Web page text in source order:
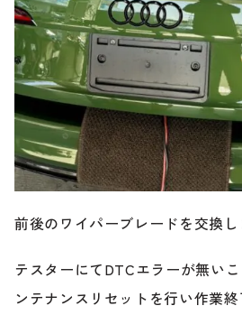
前後のワイパーブレードを交換し
テスターにてDTCエラーが無い
ンテナンスリセットを行い作業